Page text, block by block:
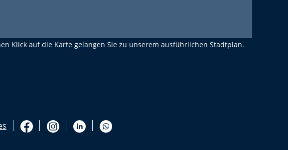
Klick auf die Karte gelangen Sie zu unserem ausführlichen Stadtplan.